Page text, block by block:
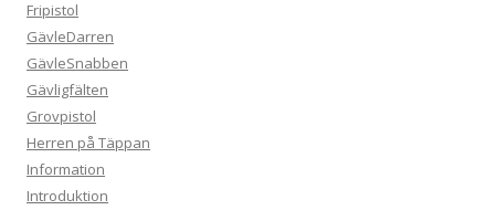
Fripistol
GävleDarren
GävleSnabben
Gävligfälten
Grovpistol
Herren på Täppan
Information
Introduktion